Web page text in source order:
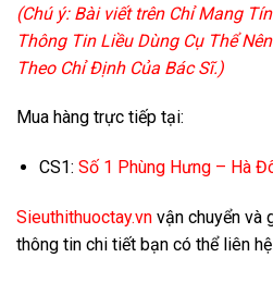
(Chú ý: Bài viết trên Chỉ Mang
Thông Tin Liều Dùng Cụ Thể
Theo Chỉ Định Của Bác Sĩ.)
Mua hàng trực tiếp tại:
CS1: Số 1 Phùng Hưng – Hà
Sieuthithuoctay.vn vận chuyển và
thông tin chi tiết bạn có thể liên